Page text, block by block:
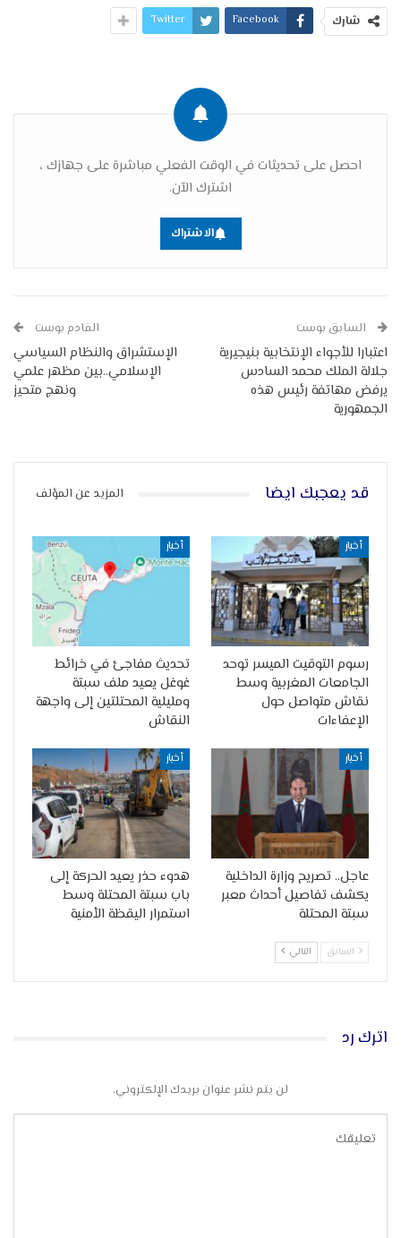
شارك Facebook
Twitter
احصل على تحديثات في الوقت الفعلي مباشرة على جهازك ،
اشترك الآن.
الاشتراك
السابق بوست
اعتبارا للأجواء الإنتخابية بنيجيرية
جلالة الملك محمد السادس
يرفض مهاتفة رئيس هذه
الجمهورية
القادم بوست
الإستشراق والنظام السياسي
الإسلامي..بين مظهر علمي
ونهج متحيز‎
قد يعجبك ايضا المزيد عن المؤلف
أخبار
رسوم التوقيت الميسر توحد
الجامعات المغربية وسط
نقاش متواصل حول
الإعفاءات
أخبار
تحديث مفاجئ في خرائط
غوغل يعيد ملف سبتة
ومليلية المحتلتين إلى واجهة
النقاش
أخبار
عاجل.. تصريح وزارة الداخلية
يكشف تفاصيل أحداث معبر
سبتة المحتلة
أخبار
هدوء حذر يعيد الحركة إلى
باب سبتة المحتلة وسط
استمرار اليقظة الأمنية
السابق التالي
اترك رد
لن يتم نشر عنوان بريدك الإلكتروني.